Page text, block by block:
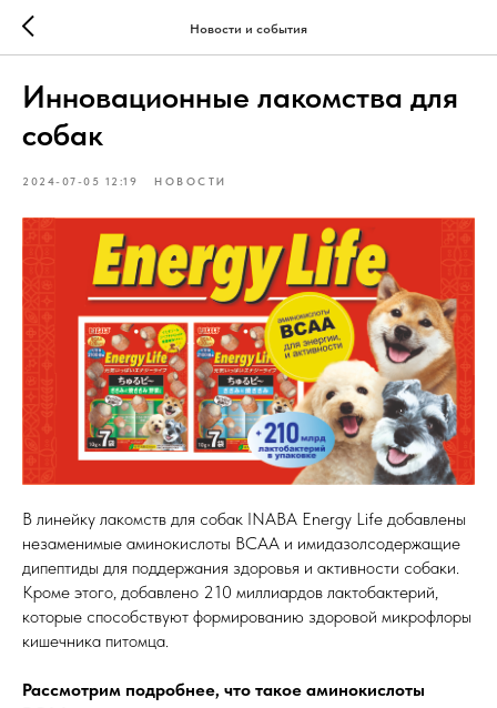
Новости и события
Инновационные лакомства для
собак
2024-07-05 12:19 НОВОСТИ
В линейку лакомств для собак INABA Energy Life добавлены
незаменимые аминокислоты ВСАА и имидазолсодержащие
дипептиды для поддержания здоровья и активности собаки.
Кроме этого, добавлено 210 миллиардов лактобактерий,
которые способствуют формированию здоровой микрофлоры
кишечника питомца.
Рассмотрим подробнее, что такое аминокислоты